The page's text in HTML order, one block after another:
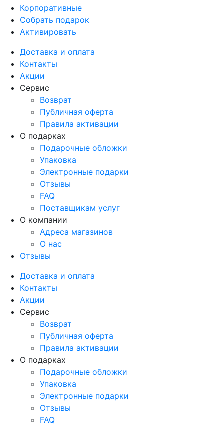
Корпоративные
Собрать подарок
Активировать
Доставка и оплата
Контакты
Акции
Сервис
Возврат
Публичная оферта
Правила активации
О подарках
Подарочные обложки
Упаковка
Электронные подарки
Отзывы
FAQ
Поставщикам услуг
О компании
Адреса магазинов
О нас
Отзывы
Доставка и оплата
Контакты
Акции
Сервис
Возврат
Публичная оферта
Правила активации
О подарках
Подарочные обложки
Упаковка
Электронные подарки
Отзывы
FAQ